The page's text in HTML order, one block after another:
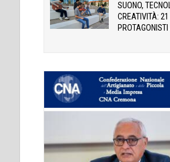
SUONO,
CREATIVITÀ: 21